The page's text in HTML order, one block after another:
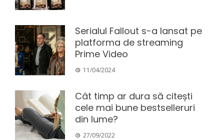
Serialul Fallout s-a lansat pe
platforma de streaming
Prime Video
11/04/2024
Cât timp ar dura să citești
cele mai bune bestselleruri
din lume?
27/09/2022